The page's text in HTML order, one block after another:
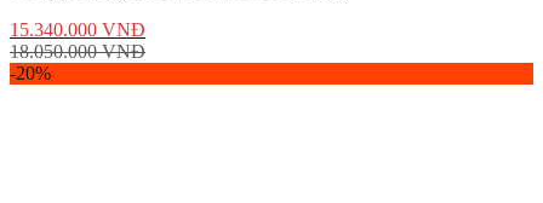
15.340.000 VNĐ
18.050.000VNĐ
-20%